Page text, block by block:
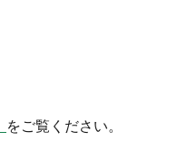
をご覧ください。